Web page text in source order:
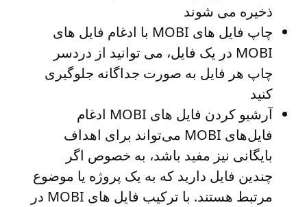
ذخیره می شوند
چاپ فایل های MOBI
با ادغام فایل های
MOBI در یک فایل، می توانید از دردسر
چاپ هر فایل به صورت جداگانه جلوگیری
کنید
آرشیو کردن فایل های MOBI
ادغام
فایل‌های MOBI می‌تواند برای اهداف
بایگانی نیز مفید باشد، به خصوص اگر
چندین فایل دارید که به یک پروژه یا موضوع
مرتبط هستند. با ترکیب فایل های MOBI در